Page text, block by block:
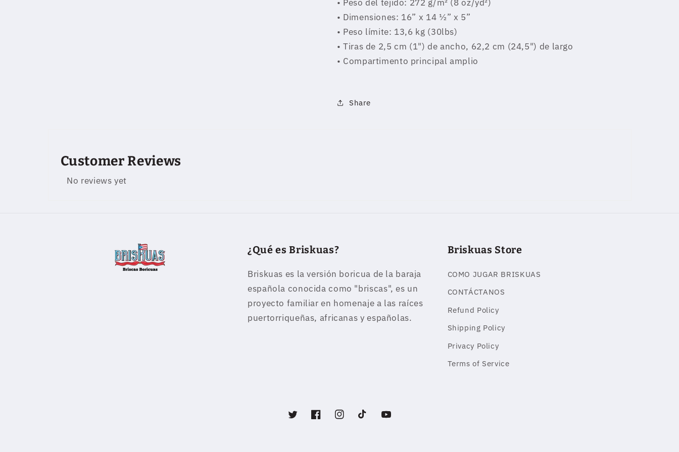
• Peso del tejido: 272 g/m² (8 oz/yd²)
• Dimensiones: 16” x 14 ½” x 5”
• Peso límite: 13,6 kg (30lbs)
• Tiras de 2,5 cm (1") de ancho, 62,2 cm (24,5") de largo
• Compartimento principal amplio
Share
Customer Reviews
No reviews yet
¿Qué es Briskuas?
Briskuas es la versión boricua de la baraja
española conocida como "briscas", es un
proyecto familiar en homenaje a las raíces
puertorriqueñas, africanas y españolas.
Briskuas Store
COMO JUGAR BRISKUAS
CONTÁCTANOS
Refund Policy
Shipping Policy
Privacy Policy
Terms of Service
TwitterFacebookInstagramTikTokYouTube